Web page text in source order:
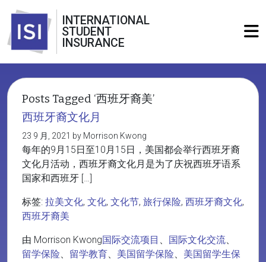
INTERNATIONAL
STUDENT
INSURANCE
Posts Tagged ‘西班牙裔美’
西班牙裔文化月
23 9 月, 2021 by Morrison Kwong
每年的9月15日至10月15日，美国都会举行西班牙裔
文化月活动，西班牙裔文化月是为了庆祝西班牙语系
国家和西班牙 […]
标签: 拉美文化, 文化, 文化节, 旅行保险, 西班牙裔文化,
西班牙裔美
由 Morrison Kwong国际交流项目 、 国际文化交流、
留学保险、 留学教育、 美国留学保险、 美国留学生保